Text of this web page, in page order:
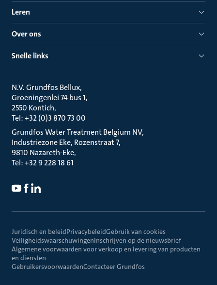
Leren
Over ons
Snelle links
N.V. Grundfos Bellux
Groeningenlei 74 bus 1
2550 Kontich
Tel: +32 (0)3 870 73 00
Grundfos Water Treatment Belgium NV
Industriezone Eke, Rozenstraat 7
9810 Nazareth-Eke
Tel: +32 9 228 18 61
Juridisch en beleidPrivacybeleidGebruik van cookies
VeiligheidswaarschuwingenInschrijven op de nieuwsbrief
Algemene voorwaarden voor verkoop en levering van producten
en diensten
GebruikersvoorwaardenContacteer Grundfos